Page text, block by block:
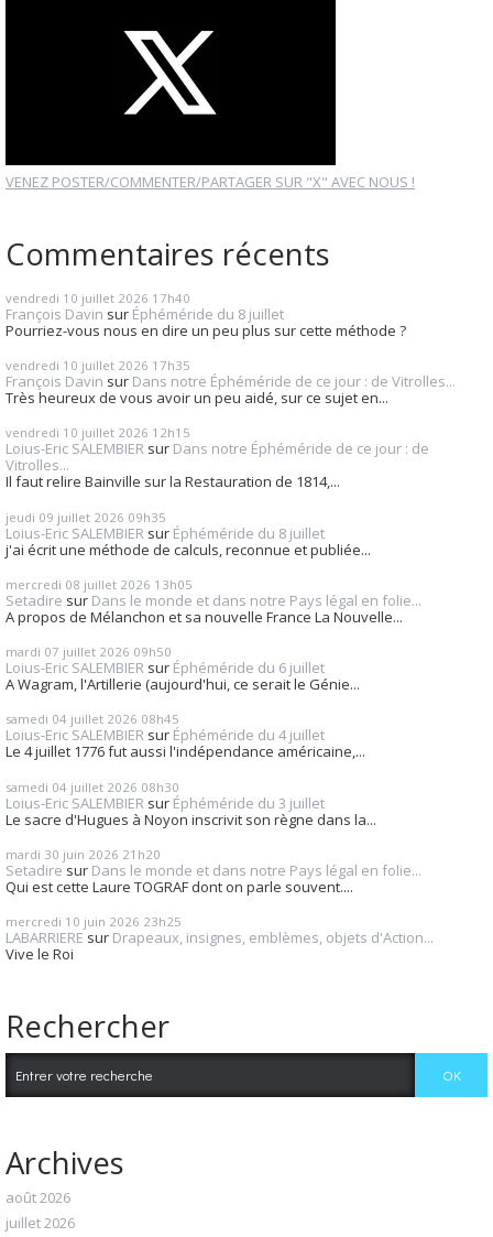
VENEZ POSTER/COMMENTER/PARTAGER SUR "X" AVEC NOUS !
Commentaires récents
vendredi 10 juillet 2026 17h40
François Davin sur Éphéméride du 8 juillet
Pourriez-vous nous en dire un peu plus sur cette méthode ?
vendredi 10 juillet 2026 17h35
François Davin sur Dans notre Éphéméride de ce jour : de Vitrolles...
Très heureux de vous avoir un peu aidé, sur ce sujet en...
vendredi 10 juillet 2026 12h15
Loius-Eric SALEMBIER sur Dans notre Éphéméride de ce jour : de
Vitrolles...
Il faut relire Bainville sur la Restauration de 1814,...
jeudi 09 juillet 2026 09h35
Loius-Eric SALEMBIER sur Éphéméride du 8 juillet
j'ai écrit une méthode de calculs, reconnue et publiée...
mercredi 08 juillet 2026 13h05
Setadire sur Dans le monde et dans notre Pays légal en folie...
A propos de Mélanchon et sa nouvelle France La Nouvelle...
mardi 07 juillet 2026 09h50
Loius-Eric SALEMBIER sur Éphéméride du 6 juillet
A Wagram, l'Artillerie (aujourd'hui, ce serait le Génie...
samedi 04 juillet 2026 08h45
Loius-Eric SALEMBIER sur Éphéméride du 4 juillet
Le 4 juillet 1776 fut aussi l'indépendance américaine,...
samedi 04 juillet 2026 08h30
Loius-Eric SALEMBIER sur Éphéméride du 3 juillet
Le sacre d'Hugues à Noyon inscrivit son règne dans la...
mardi 30 juin 2026 21h20
Setadire sur Dans le monde et dans notre Pays légal en folie...
Qui est cette Laure TOGRAF dont on parle souvent....
mercredi 10 juin 2026 23h25
LABARRIERE sur Drapeaux, insignes, emblèmes, objets d'Action...
Vive le Roi
Rechercher
Archives
août 2026
juillet 2026